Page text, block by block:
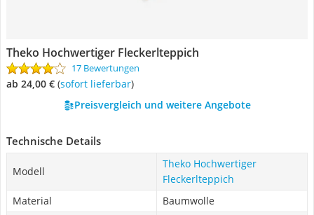
Theko Hochwertiger Fleckerlteppich
17 Bewertungen
ab 24,00 € ( Sofort lieferbar)
Preisvergleich und weitere Angebote
Technische Details
Modell
Theko Hochwertiger
Fleckerlteppich
Material
Baumwolle